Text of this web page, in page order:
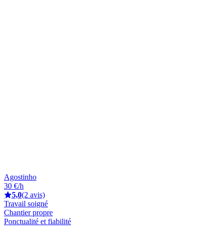
Agostinho
30 €/h
5,0(2 avis)
Travail soigné
Chantier propre
Ponctualité et fiabilité